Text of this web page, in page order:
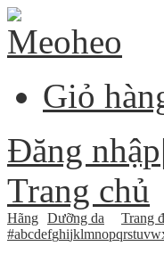
Giỏ
Đăng nhập|
Trang chủ
Hãng Dưỡng da Trang
#abcdefghijklmnopqrstuvw